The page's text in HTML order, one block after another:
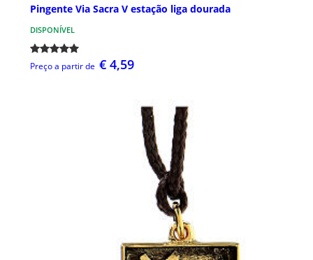
Pingente Via Sacra V estação liga dourada
DISPONÍVEL
Preço a partir de € 4,59